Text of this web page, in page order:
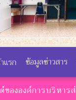
แรก ข้อมูลข่าวสาร
รบริหารส่วนตำบล